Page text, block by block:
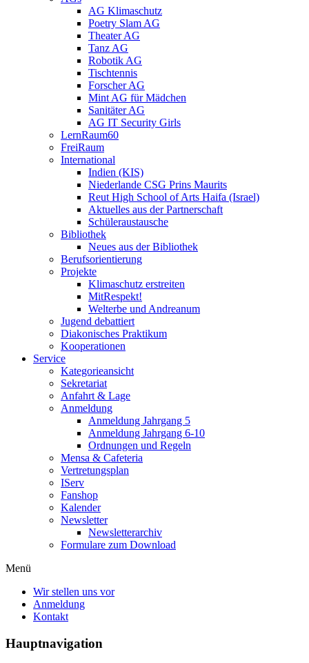
AG Klimaschutz
Poetry Slam AG
Theater AG
Tanz AG
Robotik AG
Tischtennis
Forscher AG
Mint AG für Mädchen
Sanitäter AG
AG IT Security Girls
LernRaum60
FreiRaum
International
Indien (KIS)
Niederlande CSG Prins Maurits
Reut High School of Arts Haifa (Israel)
Aktuelles aus der Partnerschaft
Schüleraustausche
Bibliothek
Neues aus der Bibliothek
Berufsorientierung
Projekte
Klimaschutz erstreiten
MitRespekt!
Welterbe und Andreanum
Jugend debattiert
Diakonisches Praktikum
Kooperationen
Service
Kategorieansicht
Sekretariat
Anfahrt & Lage
Anmeldung
Anmeldung Jahrgang 5
Anmeldung Jahrgang 6-10
Ordnungen und Regeln
Mensa & Cafeteria
Vertretungsplan
IServ
Fanshop
Kalender
Newsletter
Newsletterarchiv
Formulare zum Download
Menü
Wir stellen uns vor
Anmeldung
Kontakt
Hauptnavigation